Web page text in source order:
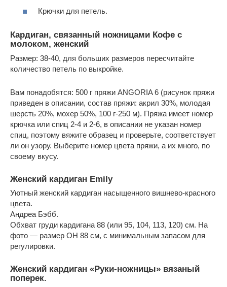
Крючки для петель.
Кардиган, связанный ножницами Кофе с
молоком, женский
Размер: 38-40, для больших размеров пересчитайте
количество петель по выкройке.
Вам понадобятся: 500 г пряжи ANGORIA 6 (рисунок пряжи
приведен в описании, состав пряжи: акрил 30%, молодая
шерсть 20%, мохер 50%, 100 г-250 м). Пряжа имеет номер
крючка или спиц 2-4 и 2-6, в описании не указан номер
спиц, поэтому вяжите образец и проверьте, соответствует
ли он узору. Выберите номер цвета пряжи, а их много, по
своему вкусу.
Женский кардиган Emily
Уютный женский кардиган насыщенного вишнево-красного
цвета.
Андреа Бэбб.
Обхват груди кардигана 88 (или 95, 104, 113, 120) см. На
фото — размер OH 88 см, с минимальным запасом для
регулировки.
Женский кардиган «Руки-ножницы» вязаный
поперек.